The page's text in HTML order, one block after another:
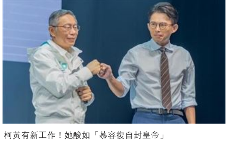
柯黃有新工作！她酸如「慕容復自封皇帝」